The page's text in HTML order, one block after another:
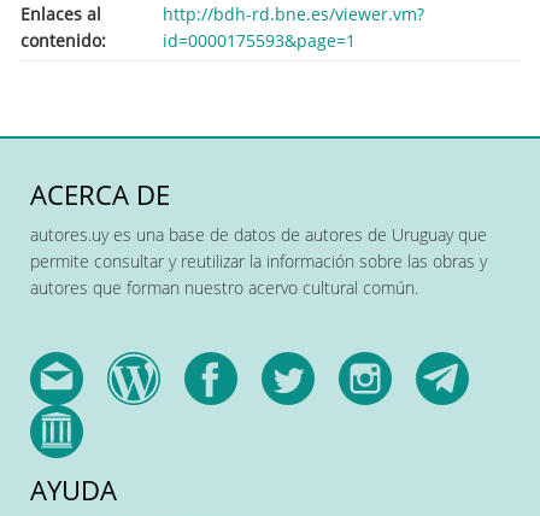
Enlaces al
contenido
http://bdh-rd.bne.es/viewer.vm?
id=0000175593&page=1
ACERCA DE
autores.uy es una base de datos de autores de Uruguay que
permite consultar y reutilizar la información sobre las obras y
autores que forman nuestro acervo cultural común.
AYUDA